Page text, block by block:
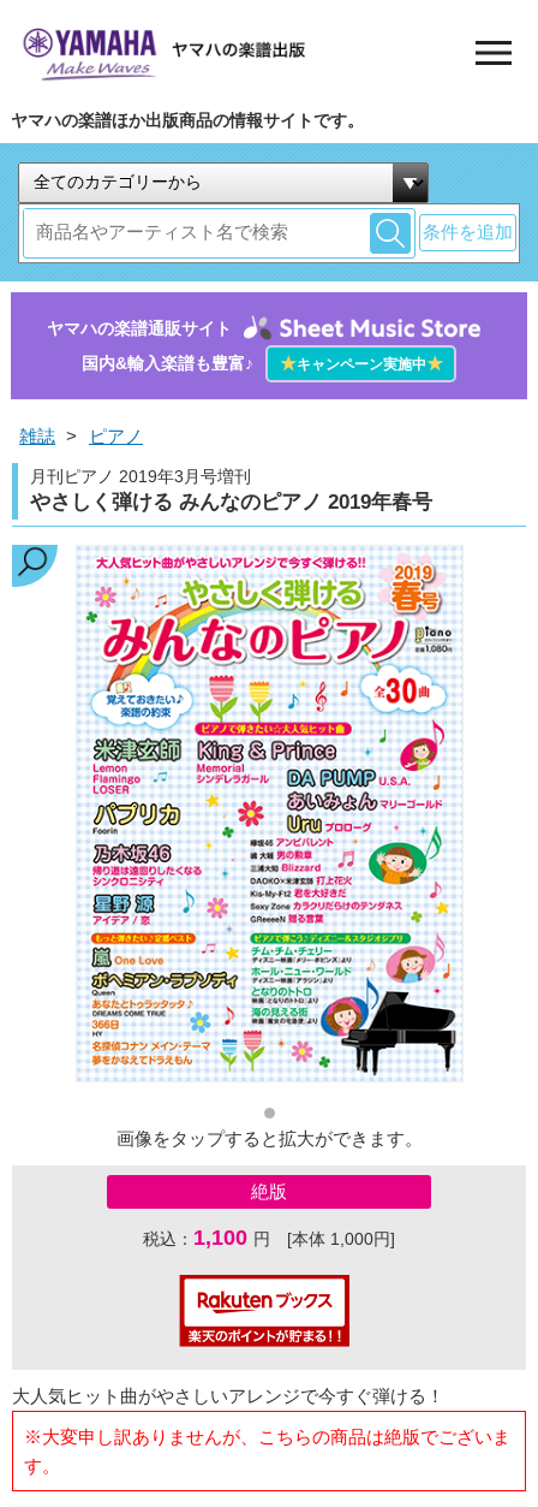
ヤマハの楽譜ほか出版商品の情報サイトです。
条件を追加
ヤマハの楽譜通販サイト
国内&輸入楽譜も豊富♪
★キャンペーン実施中★
雑誌 > ピアノ
月刊ピアノ 2019年3月号増刊
やさしく弾ける みんなのピアノ 2019年春号
画像をタップすると拡大ができます。
絶版
税込： 1,100 円 [本体 1,000円]
大人気ヒット曲がやさしいアレンジで今すぐ弾ける！
※大変申し訳ありませんが、こちらの商品は絶版でございま
す。